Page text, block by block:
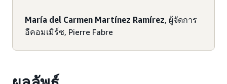
María del Carmen Martínez Ramírez, ผู้จัดการ
อีคอมเมิร์ซ, Pierre Fabre